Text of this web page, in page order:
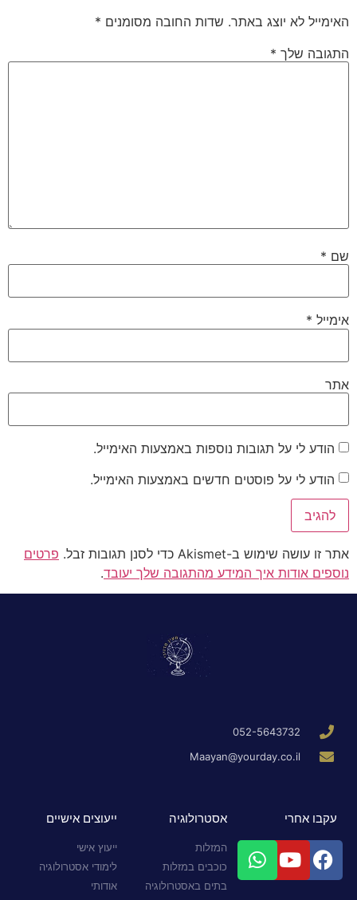
האימייל לא יוצג באתר. שדות החובה מסומנים *
התגובה שלך *
שם *
אימייל *
אתר
הודע לי על תגובות נוספות באמצעות האימייל.
הודע לי על פוסטים חדשים באמצעות האימייל.
אתר זו עושה שימוש ב-Akismet כדי לסנן תגובות זבל.
פרטים
נוספים אודות איך המידע מהתגובה שלך יעובד.
052-5643732
Maayan@yourday.co.il
עקבו אחרי אסטרולוגיה
המזלות
כוכבים במזלות
בתים באסטרולוגיה
ייעוצים אישיים
ייעוץ אישי
לימודי אסטרולוגיה
אודותי